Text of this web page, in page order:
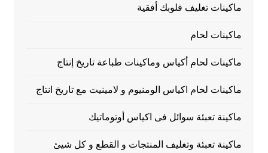
ماكينات تغليف فلوبك أفقية
ماكينات لحام
ماكينات لحام أكياس وماكينات طباعة تاريخ إنتاج
ماكينات لحام اكياس الومنيوم و لامينيت مع تاريخ انتاج
ماكينة تعبئة سوائل فى اكياس أوتوماتيك
ماكينة تعبئة وتغليف المنتجات و القطع و كل شيئ